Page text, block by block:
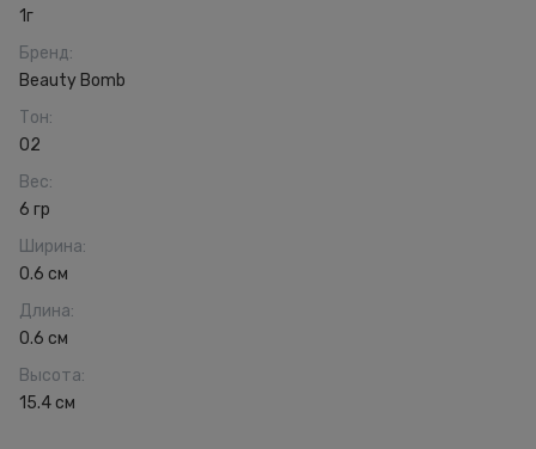
1г
Бренд:
Beauty Bomb
Тон:
02
Вес:
6 гр
Ширина:
0.6 см
Длина:
0.6 см
Высота:
15.4 см